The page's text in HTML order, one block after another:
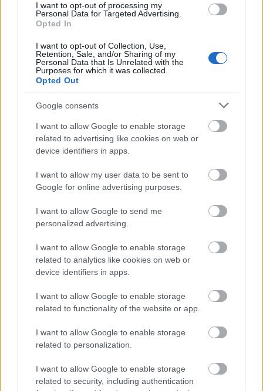
I want to opt-out of processing my
Personal Data for Targeted Advertising.
Opted In
I want to opt-out of Collection, Use,
Retention, Sale, and/or Sharing of my
Personal Data that Is Unrelated with the
Purposes for which it was collected.
Opted Out
Google consents
I want to allow Google to enable storage
related to advertising like cookies on web or
device identifiers in apps.
I want to allow my user data to be sent to
Google for online advertising purposes.
I want to allow Google to send me
personalized advertising.
I want to allow Google to enable storage
related to analytics like cookies on web or
device identifiers in apps.
I want to allow Google to enable storage
related to functionality of the website or app.
I want to allow Google to enable storage
related to personalization.
I want to allow Google to enable storage
related to security, including authentication
sem, akik a háború miatt az ország keleti részére
menekültek. Az ő számuk körülbelül 3,7 millióra
tehető, és országon belül lakóhelyüket elhagyni
kényszerült emberek nem kapnak elegendő
támogatást az államtól, ami miatt rendkívüli
szegénységben élnek, ezért sokan visszatérnek a
megszállt területekre.
A „hazatelepítési” programokban való részvétel
ösztönzése, amely pénzügyi csábítást kínál, jól
bevált Németországban (ahol a kelet-európai
országokban élő német nemzetiségűeket a
migrációra ösztönözték.) Horvátország új
Demográfiai és Bevándorlási minisztériumot
alkalmazása - sok ukrán állampolgártól
megtagadják a konzuli hozzáférést külföldön, és
dokumentumokat. A legtöbb férfit ezután eltiltják az
Az ország és a gazdaság újjáépítéséhez
hazatelepítési programok kidolgozása és a